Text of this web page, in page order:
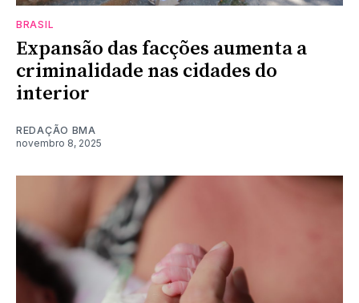
BRASIL
Expansão das facções aumenta a
criminalidade nas cidades do
interior
REDAÇÃO BMA
novembro 8, 2025